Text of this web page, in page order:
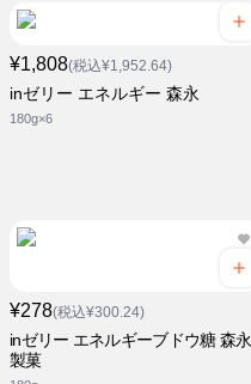
¥1,808(税込¥1,952.64)
inゼリー エネルギー 森永
180g×6
¥278(税込¥300.24)
inゼリー エネルギーブドウ糖 森永
製菓